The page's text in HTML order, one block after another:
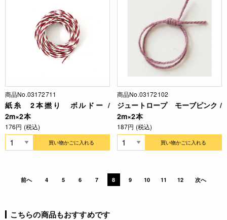
商品No.03172711
紙糸 2本撚り ボルドー /
2m×2本
176円 (税込)
買い物かごに入れる
商品No.03172102
ジュートロープ モーブピンク /
2m×2本
187円 (税込)
買い物かごに入れる
前へ 4 5 6 7 8 9 10 11 12 次へ
こちらの商品もおすすめです